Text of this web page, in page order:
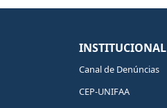
INSTITUCIONAL
Canal de Denúncias
CEP-UNIFAA